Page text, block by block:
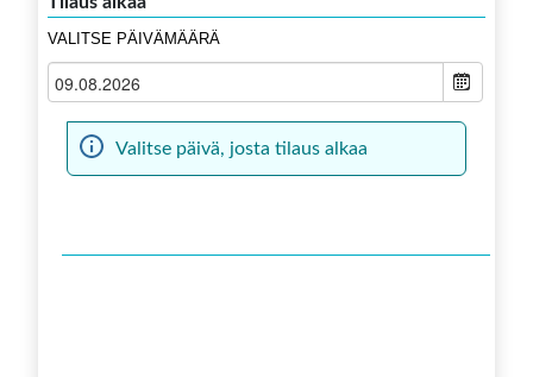
VALITSE PÄIVÄMÄÄRÄ
Valitse päivä, josta tilaus alkaa